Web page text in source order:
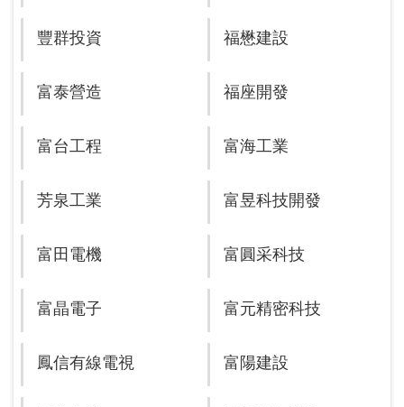
豐群投資 福懋建設
富泰營造 福座開發
富台工程 富海工業
芳泉工業 富昱科技開發
富田電機 富圓采科技
富晶電子 富元精密科技
鳳信有線電視 富陽建設